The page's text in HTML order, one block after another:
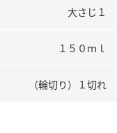
大さじ１
１５０ｍｌ
（輪切り）１切れ